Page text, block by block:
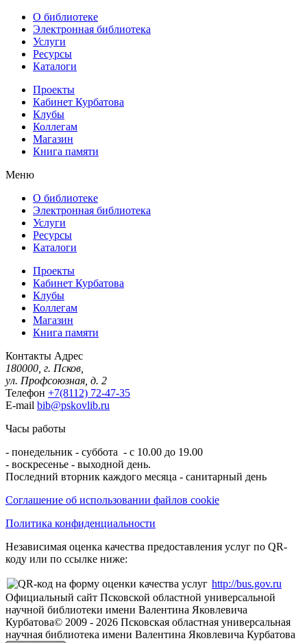
О библиотеке
Электронная библиотека
Услуги
Ресурсы
Каталоги
Проекты
Кабинет Курбатова
Клубы
Коллегам
Магазин
Книга памяти
Меню
О библиотеке
Электронная библиотека
Услуги
Ресурсы
Каталоги
Проекты
Кабинет Курбатова
Клубы
Коллегам
Магазин
Книга памяти
Контакты Адрес
180000, г. Псков,
ул. Профсоюзная, д. 2
Телефон +7(8112) 72-47-35
E-mail bib@pskovlib.ru
Часы работы
- понедельник - суббота - с 10.00 до 19.00
- воскресенье - выходной день.
Последний вторник каждого месяца - санитарный день
Соглашение об использовании файлов cookie
Политика конфиденциальности
Независимая оценка качества предоставления услуг по QR-
коду или по ссылке ниже:
http://bus.gov.ru
Официальный сайт Псковской областной универсальной
научной библиотеки имени Валентина Яковлевича
Курбатова© 2009 - 2026 Псковская областная универсальная
научная библиотека имени Валентина Яковлевича Курбатова